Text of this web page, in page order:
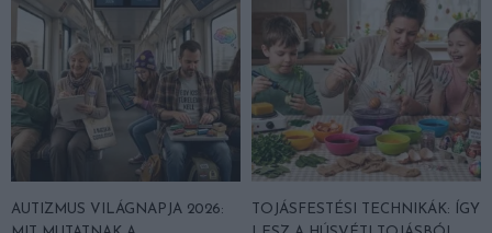
AUTIZMUS VILÁGNAPJA 2026:
TOJÁSFESTÉSI TECHNIKÁK: ÍGY